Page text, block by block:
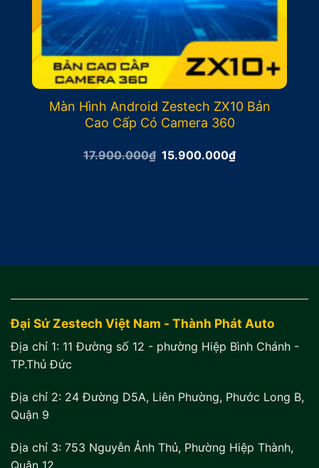
Màn Hình Android Zestech ZX10 Bản
Cao Cấp Có Camera 360
17.900.000₫ Giá
15.900.000₫Giá
Đại Sứ Zestech Việt Nam - Thành Phát Auto
Địa chỉ 1: 11 Đường số 12 - phường Hiệp Bình Chánh -
TP.Thủ Đức
Địa chỉ 2: 24 Đường D5A, Liên Phường, Phước Long B,
Quận 9
Địa chỉ 3: 753 Nguyễn Ảnh Thủ, Phường Hiệp Thành,
Quận 12